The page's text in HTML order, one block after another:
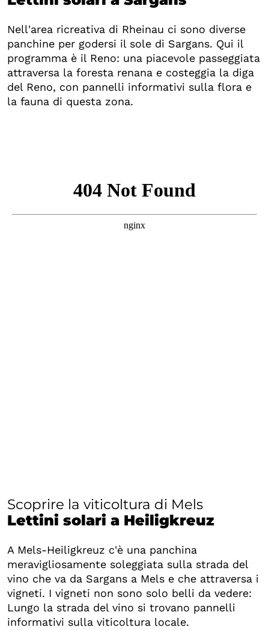
Nell'area ricreativa di Rheinau ci sono diverse
panchine per godersi il sole di Sargans. Qui il
programma è il Reno: una piacevole passeggiata
attraversa la foresta renana e costeggia la diga
del Reno, con pannelli informativi sulla flora e
la fauna di questa zona.
Scoprire la viticoltura di Mels
Lettini solari a Heiligkreuz
A Mels-Heiligkreuz c'è una panchina
meravigliosamente soleggiata sulla strada del
vino che va da Sargans a Mels e che attraversa i
vigneti. I vigneti non sono solo belli da vedere:
Lungo la strada del vino si trovano pannelli
informativi sulla viticoltura locale.